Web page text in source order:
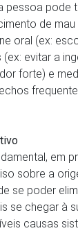
pessoa pode
de
oral (ex:
(ex: evitar a
forte) e
em
sobre a
se poder
se chegar à
causas